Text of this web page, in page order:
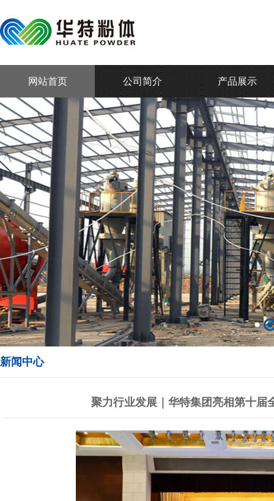
网站首页 公司简介 产品展示
新闻中心
聚力行业发展｜华特集团亮相第十届